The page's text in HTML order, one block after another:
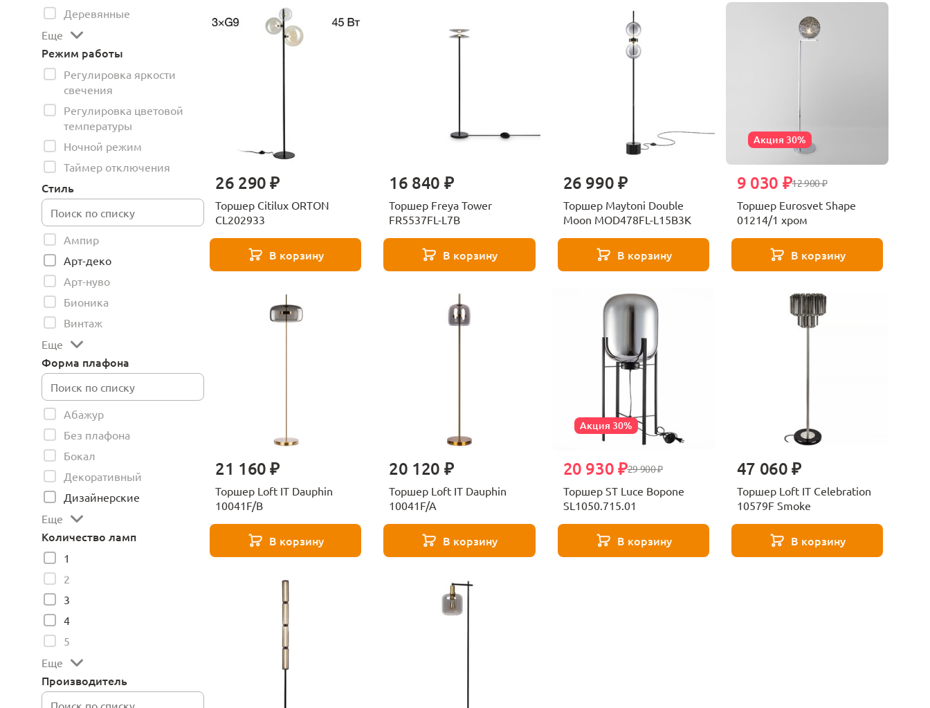
Деревянные
Еще
Режим работы
Регулировка яркости
свечения
Регулировка цветовой
температуры
Ночной режим
Таймер отключения
Стиль
Ампир
Арт-деко
Арт-нуво
Бионика
Винтаж
Еще
Форма плафона
Абажур
Без плафона
Бокал
Декоративный
Дизайнерские
Еще
Количество ламп
1
2
3
4
5
Еще
Производитель
26 290 ₽
Торшер Citilux ORTON
CL202933
В корзину
16 840 ₽
Торшер Freya Tower
FR5537FL-L7B
В корзину
26 990 ₽
Торшер Maytoni Double
Moon MOD478FL-L15B3K
В корзину
Акция 30%
12 900 ₽
9 030 ₽
Торшер Eurosvet Shape
01214/1 хром
В корзину
21 160 ₽
Торшер Loft IT Dauphin
10041F/B
В корзину
20 120 ₽
Торшер Loft IT Dauphin
10041F/A
В корзину
Акция 30%
29 900 ₽
20 930 ₽
Торшер ST Luce Bopone
SL1050.715.01
В корзину
47 060 ₽
Торшер Loft IT Celebration
10579F Smoke
В корзину